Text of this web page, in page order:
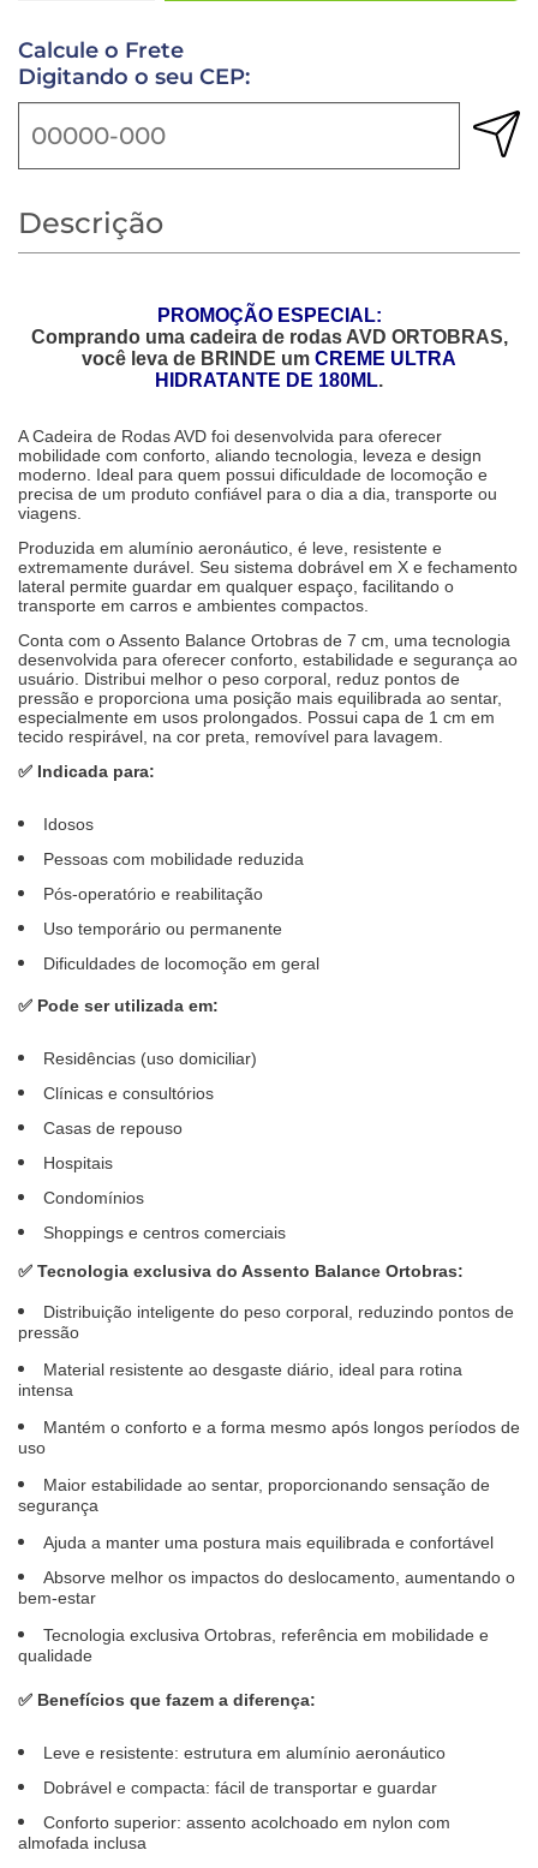
Calcule o Frete
Digitando o seu CEP:
Descrição
PROMOÇÃO ESPECIAL:
Comprando uma cadeira de rodas AVD ORTOBRAS,
você leva de BRINDE um CREME ULTRA
HIDRATANTE DE 180ML.
A Cadeira de Rodas AVD foi desenvolvida para oferecer
mobilidade com conforto, aliando tecnologia, leveza e design
moderno. Ideal para quem possui dificuldade de locomoção e
precisa de um produto confiável para o dia a dia, transporte ou
viagens.
Produzida em alumínio aeronáutico, é leve, resistente e
extremamente durável. Seu sistema dobrável em X e fechamento
lateral permite guardar em qualquer espaço, facilitando o
transporte em carros e ambientes compactos.
Conta com o Assento Balance Ortobras de 7 cm, uma tecnologia
desenvolvida para oferecer conforto, estabilidade e segurança ao
usuário. Distribui melhor o peso corporal, reduz pontos de
pressão e proporciona uma posição mais equilibrada ao sentar,
especialmente em usos prolongados. Possui capa de 1 cm em
tecido respirável, na cor preta, removível para lavagem.
✅ Indicada para:
Idosos
Pessoas com mobilidade reduzida
Pós-operatório e reabilitação
Uso temporário ou permanente
Dificuldades de locomoção em geral
✅ Pode ser utilizada em:
Residências (uso domiciliar)
Clínicas e consultórios
Casas de repouso
Hospitais
Condomínios
Shoppings e centros comerciais
✅ Tecnologia exclusiva do Assento Balance Ortobras:
Distribuição inteligente do peso corporal, reduzindo pontos de
pressão
Material resistente ao desgaste diário, ideal para rotina
intensa
Mantém o conforto e a forma mesmo após longos períodos de
uso
Maior estabilidade ao sentar, proporcionando sensação de
segurança
Ajuda a manter uma postura mais equilibrada e confortável
Absorve melhor os impactos do deslocamento, aumentando o
bem-estar
Tecnologia exclusiva Ortobras, referência em mobilidade e
qualidade
✅ Benefícios que fazem a diferença:
Leve e resistente: estrutura em alumínio aeronáutico
Dobrável e compacta: fácil de transportar e guardar
Conforto superior: assento acolchoado em nylon com
almofada inclusa